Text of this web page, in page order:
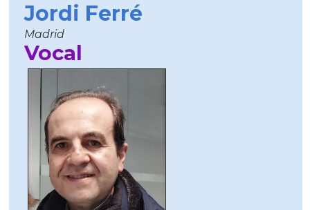
Jordi Ferré
Madrid
Vocal